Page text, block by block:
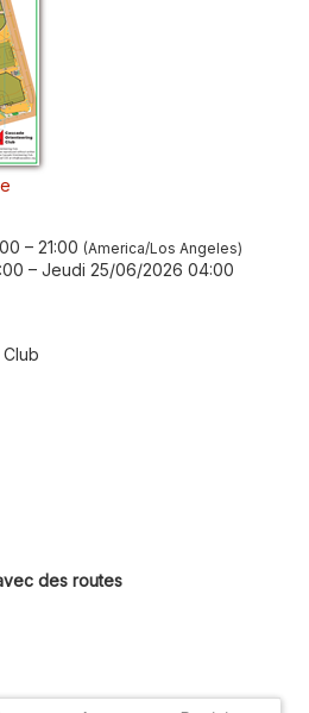
– 21:00 America/Los Angeles
– Jeudi 25/06/2026 04:00
des routes